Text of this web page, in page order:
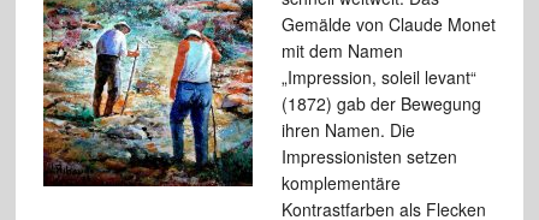
Gemälde von Claude Monet
mit dem Namen
„Impression, soleil levant“
(1872) gab der Bewegung
ihren Namen. Die
Impressionisten setzen
komplementäre
Kontrastfarben als Flecken